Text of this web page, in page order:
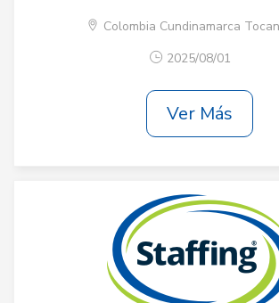
Colombia Cundinamarca
2025/08/01
Ver Más